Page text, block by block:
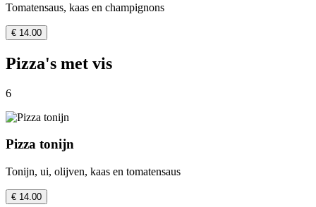
Tomatensaus, kaas en champignons
€ 14.00
Pizza's met vis
6
Pizza tonijn
Tonijn, ui, olijven, kaas en tomatensaus
€ 14.00